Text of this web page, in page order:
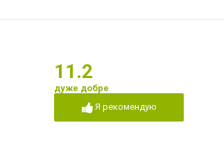
11.2
дуже добре
Я рекомендую